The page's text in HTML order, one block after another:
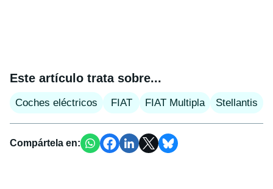
Este artículo trata sobre...
Coches eléctricos FIAT FIAT Multipla Stellantis
Compártela en: